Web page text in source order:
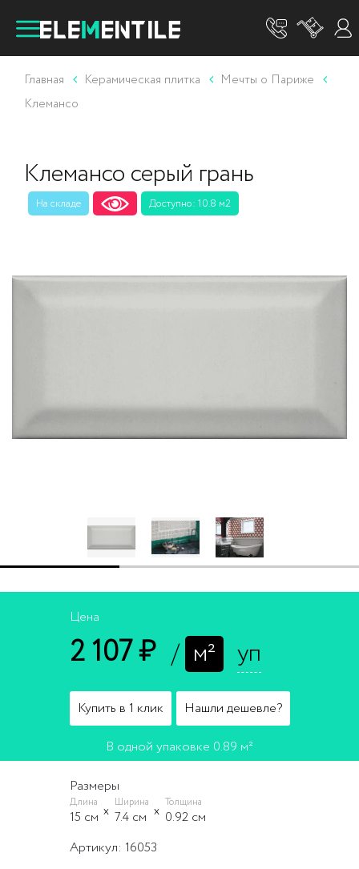
Главная Керамическая плитка
Мечты о Париже
Клемансо
Клемансо серый грань
На складе Доступно: 10.8 м2
Цена
2 107 ₽ / м² уп
Купить в 1 клик Нашли дешевле?
В одной упаковке 0.89 м²
Размеры
Длина
15 cм
Ширина
7.4 cм
Толщина
0.92 cм
Артикул: 16053